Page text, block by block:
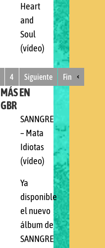
Heart
and
Soul
(vídeo)
4 Siguiente Fin
MÁS EN
GBR
SANNGRE
– Mata
Idiotas
(vídeo)
Ya
disponible
el nuevo
álbum de
SANNGRE